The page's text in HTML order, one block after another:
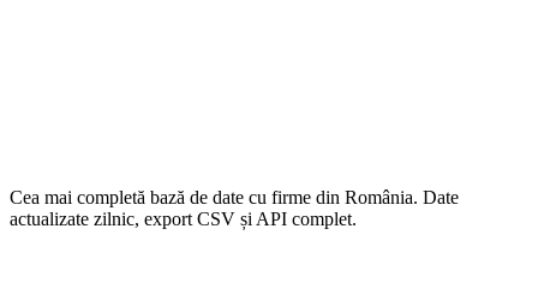
Cea mai completă bază de date cu firme din România. Date
actualizate zilnic, export CSV și API complet.